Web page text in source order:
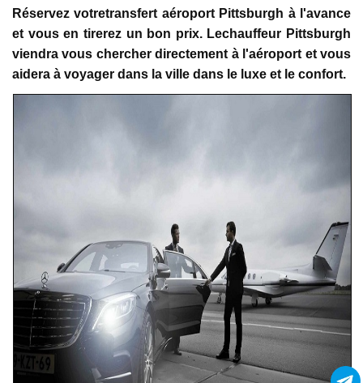
Réservez votretransfert aéroport Pittsburgh à l'avance
et vous en tirerez un bon prix. Lechauffeur Pittsburgh
viendra vous chercher directement à l'aéroport et vous
aidera à voyager dans la ville dans le luxe et le confort.